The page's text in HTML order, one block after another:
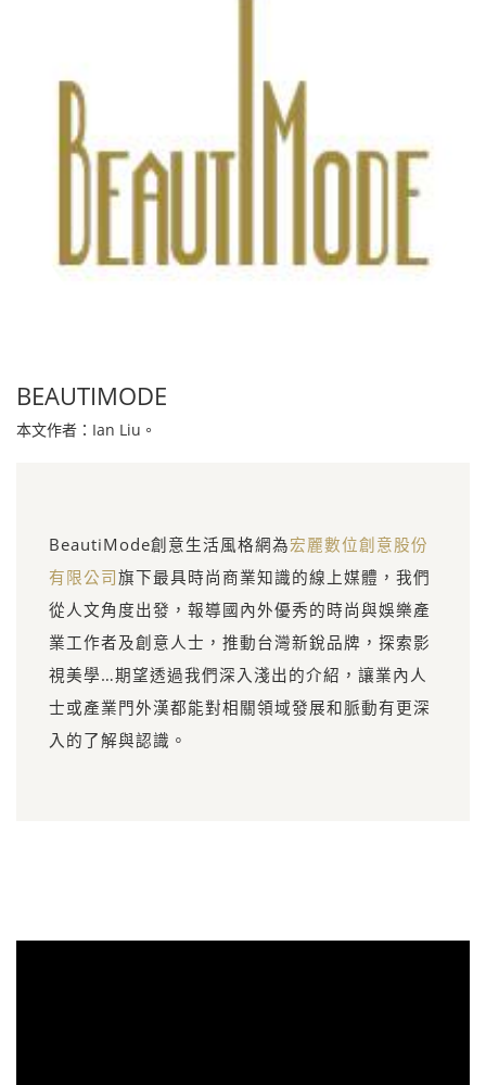
BEAUTIMODE
本文作者：Ian Liu。
BeautiMode創意生活風格網為宏麗數位創意股份
有限公司旗下最具時尚商業知識的線上媒體，我們
從人文角度出發，報導國內外優秀的時尚與娛樂產
業工作者及創意人士，推動台灣新銳品牌，探索影
視美學…期望透過我們深入淺出的介紹，讓業內人
士或產業門外漢都能對相關領域發展和脈動有更深
入的了解與認識。